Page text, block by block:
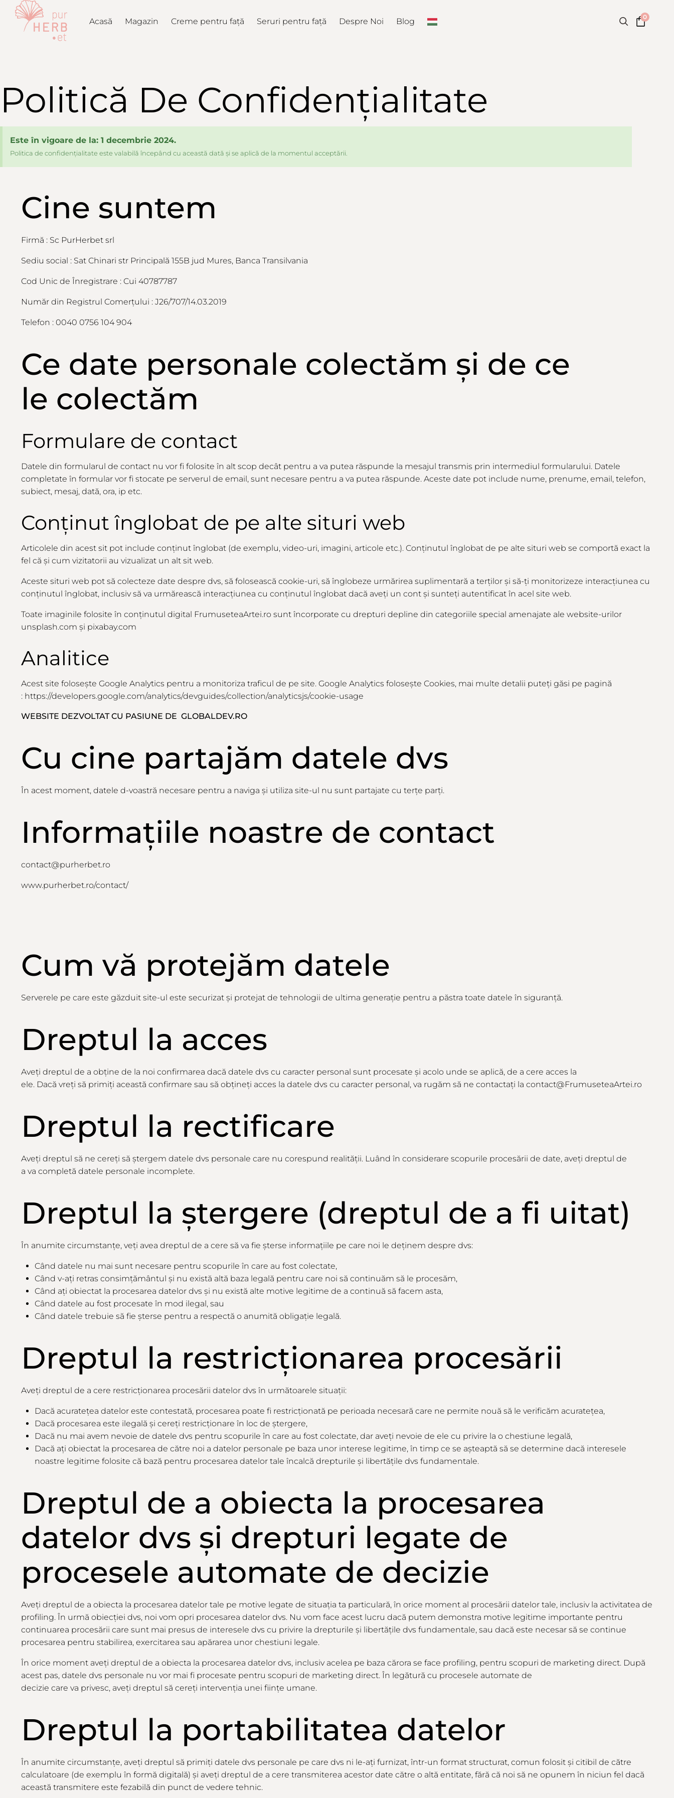
Acasă Magazin Creme pentru față Seruri pentru față Despre Noi Blog 0
Politică De Confidențialitate
Este în vigoare de la: 1 decembrie 2024.
Politica de confidențialitate este valabilă începând cu această dată și se aplică de la momentul acceptării.
Cine suntem
Firmă : Sc PurHerbet srl
Sediu social : Sat Chinari str Principală 155B jud Mures, Banca Transilvania
Cod Unic de Înregistrare : Cui 40787787
Număr din Registrul Comerțului : J26/707/14.03.2019
Telefon : 0040 0756 104 904
Ce date personale colectăm și de ce
le colectăm
Formulare de contact
Datele din formularul de contact nu vor fi folosite în alt scop decât pentru a va putea răspunde la mesajul transmis prin intermediul formularului. Datele
completate în formular vor fi stocate pe serverul de email, sunt necesare pentru a va putea răspunde. Aceste date pot include nume, prenume, email, telefon,
subiect, mesaj, dată, ora, ip etc.
Conținut înglobat de pe alte situri web
Articolele din acest sit pot include conținut înglobat (de exemplu, video-uri, imagini, articole etc.). Conținutul înglobat de pe alte situri web se comportă exact la
fel că și cum vizitatorii au vizualizat un alt sit web.
Aceste situri web pot să colecteze date despre dvs, să folosească cookie-uri, să înglobeze urmărirea suplimentară a terților și să-ți monitorizeze interacțiunea cu
conținutul înglobat, inclusiv să va urmărească interacțiunea cu conținutul înglobat dacă aveți un cont și sunteți autentificat în acel site web.
Toate imaginile folosite în conținutul digital FrumuseteaArtei.ro sunt încorporate cu drepturi depline din categoriile special amenajate ale website-urilor
unsplash.com și pixabay.com
Analitice
Acest site folosește Google Analytics pentru a monitoriza traficul de pe site. Google Analytics folosește Cookies, mai multe detalii puteți găsi pe pagină
: https://developers.google.com/analytics/devguides/collection/analyticsjs/cookie-usage
WEBSITE DEZVOLTAT CU PASIUNE DE GLOBALDEV.RO
Cu cine partajăm datele dvs
În acest moment, datele d-voastră necesare pentru a naviga și utiliza site-ul nu sunt partajate cu terțe parți.
Informațiile noastre de contact
contact@purherbet.ro
www.purherbet.ro/contact/
Cum vă protejăm datele
Serverele pe care este găzduit site-ul este securizat și protejat de tehnologii de ultima generație pentru a păstra toate datele în siguranță.
Dreptul la acces
Aveți dreptul de a obține de la noi confirmarea dacă datele dvs cu caracter personal sunt procesate și acolo unde se aplică, de a cere acces la
ele. Dacă vreți să primiți această confirmare sau să obțineți acces la datele dvs cu caracter personal, va rugăm să ne contactați la contact@FrumuseteaArtei.ro
Dreptul la rectificare
Aveți dreptul să ne cereți să ștergem datele dvs personale care nu corespund realității. Luând în considerare scopurile procesării de date, aveți dreptul de
a va completă datele personale incomplete.
Dreptul la ștergere (dreptul de a fi uitat)
În anumite circumstanțe, veți avea dreptul de a cere să va fie șterse informațiile pe care noi le deținem despre dvs:
Când datele nu mai sunt necesare pentru scopurile în care au fost colectate,
Când v-ați retras consimțământul și nu există altă baza legală pentru care noi să continuăm să le procesăm,
Când ați obiectat la procesarea datelor dvs și nu există alte motive legitime de a continuă să facem asta,
Când datele au fost procesate în mod ilegal, sau
Când datele trebuie să fie șterse pentru a respectă o anumită obligație legală.
Dreptul la restricționarea procesării
Aveți dreptul de a cere restricționarea procesării datelor dvs în următoarele situații:
Dacă acuratețea datelor este contestată, procesarea poate fi restricționată pe perioada necesară care ne permite nouă să le verificăm acuratețea,
Dacă procesarea este ilegală și cereți restricționare în loc de ștergere,
Dacă nu mai avem nevoie de datele dvs pentru scopurile în care au fost colectate, dar aveți nevoie de ele cu privire la o chestiune legală,
Dacă ați obiectat la procesarea de către noi a datelor personale pe baza unor interese legitime, în timp ce se așteaptă să se determine dacă interesele
noastre legitime folosite că bază pentru procesarea datelor tale încalcă drepturile și libertățile dvs fundamentale.
Dreptul de a obiecta la procesarea
datelor dvs și drepturi legate de
procesele automate de decizie
Aveți dreptul de a obiecta la procesarea datelor tale pe motive legate de situația ta particulară, în orice moment al procesării datelor tale, inclusivla activitatea de
profiling. În urmă obiecției dvs, noi vom opri procesarea datelor dvs. Nu vom face acest lucru dacă putem demonstra motive legitime importante pentru
continuarea procesării care sunt mai presus de interesele dvs cu privire la drepturile și libertățile dvs fundamentale, sau dacă este necesar să se continue
procesarea pentru stabilirea, exercitarea sau apărarea unor chestiuni legale.
În orice moment aveți dreptul de a obiecta la procesarea datelor dvs, inclusivacelea pe baza cărora se face profiling, pentru scopuri de marketing direct. După
acest pas, datele dvs personale nu vor mai fi procesate pentru scopuri de marketing direct. În legătură cu procesele automate de
decizie care va privesc, aveți dreptul să cereți intervenția unei ființe umane.
Dreptul la portabilitatea datelor
În anumite circumstanțe, aveți dreptul să primiți datele dvs personale pe care dvs ni le-ați furnizat, într-un format structurat, comun folosit și citibil de către
calculatoare (de exemplu în formă digitală) și aveți dreptul de a cere transmiterea acestor date către o altă entitate, fără că noi să ne opunem în niciun fel dacă
această transmitere este fezabilă din punct de vedere tehnic.